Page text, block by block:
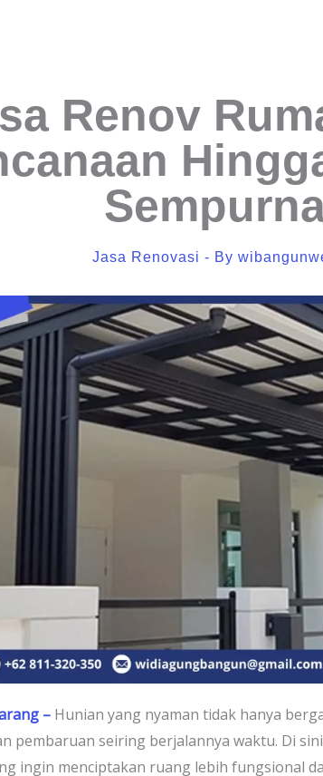
Renov
Jasa Renovasi - By
– Hunian yang nyaman tidak hanya
pembaruan seiring berjalannya waktu. Di
ingin menciptakan ruang lebih fungsional